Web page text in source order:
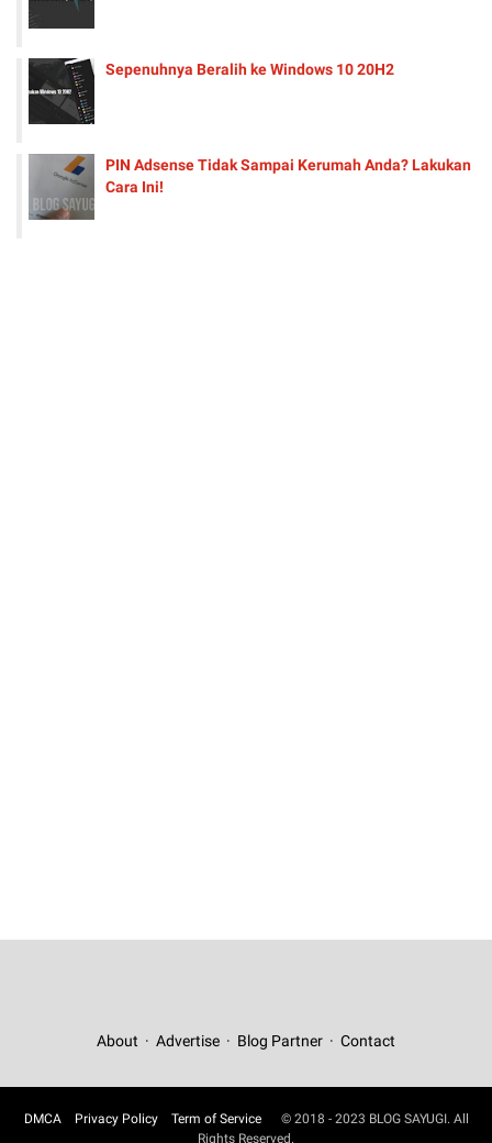
Sepenuhnya Beralih ke Windows 10 20H2
PIN Adsense Tidak Sampai Kerumah Anda? Lakukan
Cara Ini!
About Advertise Blog Partner Contact
DMCA Privacy Policy Term of Service
© 2018 - 2023 BLOG SAYUGI. All
Rights Reserved.